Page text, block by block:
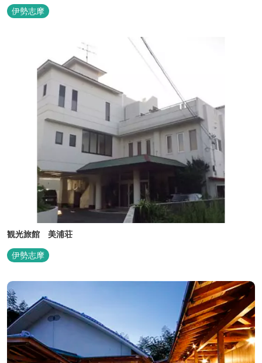
のお料理でご堪能いただけます。露天風呂付きなど6タイプの個性
的な客室で、特別なひとときを大切な人と共にお過ごしくださいま
せ。美食と温泉、上質な空間で贅沢な体験をお届けいたします。
伊勢志摩
観光旅館 美浦荘
伊勢志摩